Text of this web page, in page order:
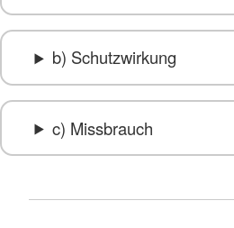
b) Schutzwirkung
c) Missbrauch